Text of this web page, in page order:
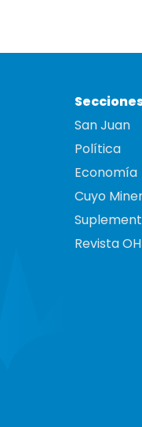
San Juan
Política
Economía
Cuyo
Revista OH